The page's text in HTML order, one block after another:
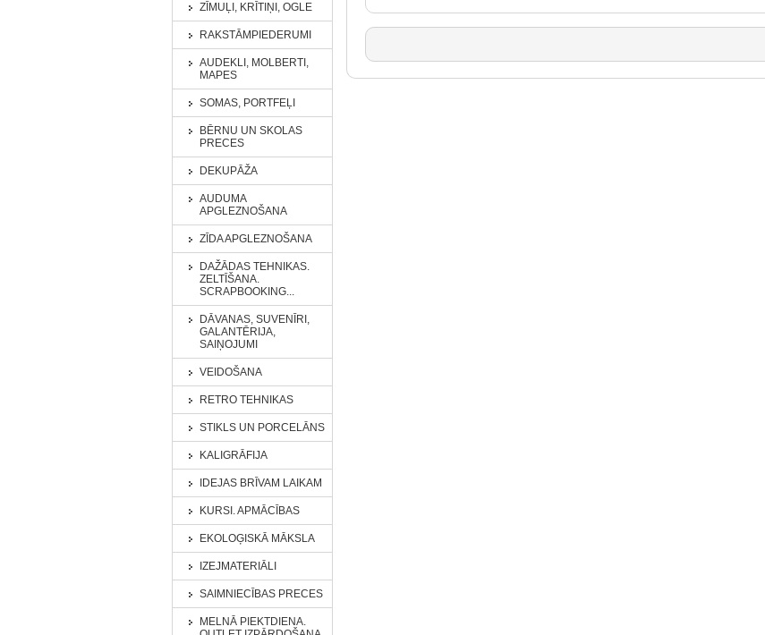
ZĪMUĻI, KRĪTIŅI, OGLE
RAKSTĀMPIEDERUMI
AUDEKLI, MOLBERTI,
MAPES
SOMAS, PORTFEĻI
BĒRNU UN SKOLAS
PRECES
DEKUPĀŽA
AUDUMA
APGLEZNOŠANA
ZĪDA APGLEZNOŠANA
DAŽĀDAS TEHNIKAS.
ZELTĪŠANA.
SCRAPBOOKING...
DĀVANAS, SUVENĪRI,
GALANTĒRIJA,
SAIŅOJUMI
VEIDOŠANA
RETRO TEHNIKAS
STIKLS UN PORCELĀNS
KALIGRĀFIJA
IDEJAS BRĪVAM LAIKAM
KURSI. APMĀCĪBAS
EKOLOĢISKĀ MĀKSLA
IZEJMATERIĀLI
SAIMNIECĪBAS PRECES
MELNĀ PIEKTDIENA.